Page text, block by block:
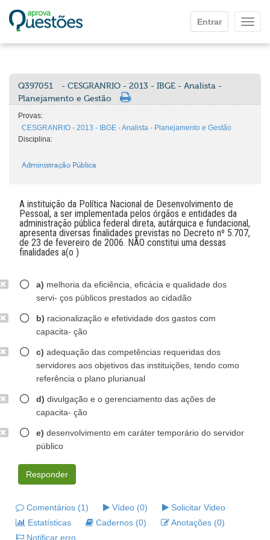
Entrar
Q397051
- CESGRANRIO - 2013 - IBGE - Analista -
Planejamento e Gestão
Provas:
CESGRANRIO - 2013 - IBGE - Analista - Planejamento e Gestão
Disciplina:
Administração Pública
A instituição da Política Nacional de Desenvolvimento de
Pessoal, a ser implementada pelos órgãos e entidades da
administração pública federal direta, autárquica e fundacional,
apresenta diversas finalidades previstas no Decreto nº 5.707,
de 23 de fevereiro de 2006. NÃO constitui uma dessas
finalidades a(o )
a) melhoria da eficiência, eficácia e qualidade dos
servi- ços públicos prestados ao cidadão
b) racionalização e efetividade dos gastos com
capacita- ção
c) adequação das competências requeridas dos
servidores aos objetivos das instituições, tendo como
referência o plano plurianual
d) divulgação e o gerenciamento das ações de
capacita- ção
e) desenvolvimento em caráter temporário do servidor
público
Responder
Comentários (1) Vídeo (0)
Solicitar Video
Estatísticas
Cadernos (0)
Anotações (0)
Notificar erro